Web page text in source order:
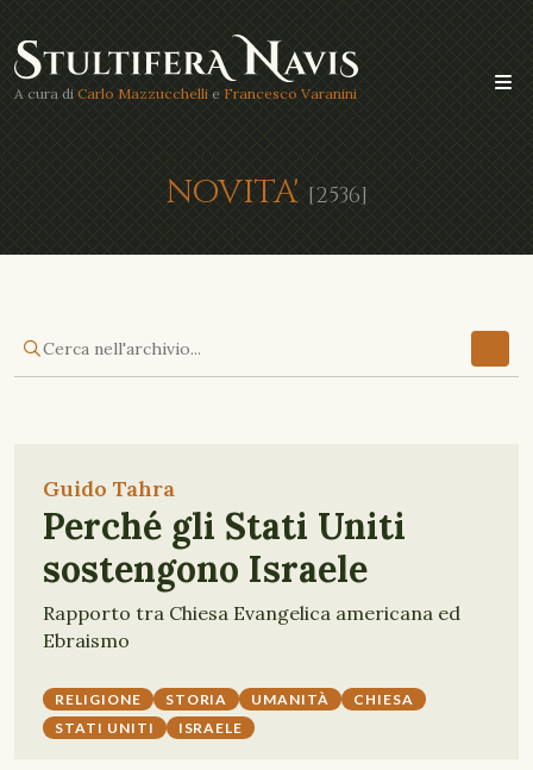
A cura di Carlo Mazzucchelli e Francesco Varanini
NOVITA' [2536]
Guido Tahra
Perché gli Stati Uniti
sostengono Israele
Rapporto tra Chiesa Evangelica americana ed
Ebraismo
RELIGIONE STORIA UMANITÀ
CHIESA
STATI UNITI
ISRAELE